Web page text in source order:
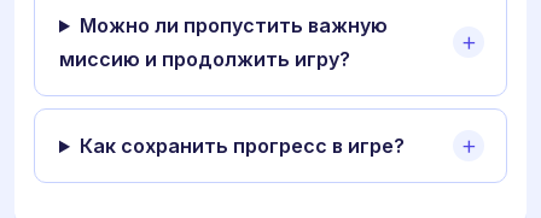
Можно ли пропустить важную
миссию и продолжить игру?
Как сохранить прогресс в игре?